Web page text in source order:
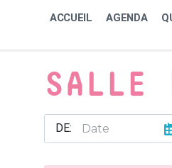
ACCUEIL AGENDA
SALLE
DE: